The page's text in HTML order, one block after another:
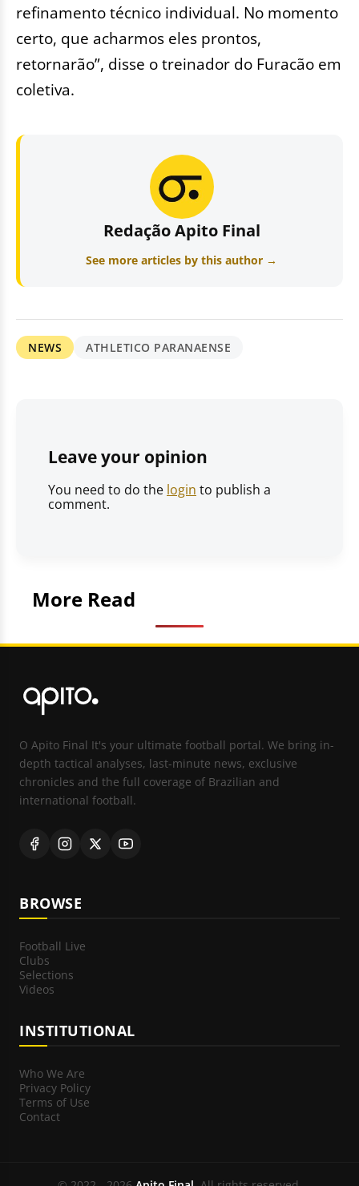
refinamento técnico individual. No momento
certo, que acharmos eles prontos,
retornarão”, disse o treinador do Furacão em
coletiva.
Redação Apito Final
See more articles by this author →
NEWS ATHLETICO PARANAENSE
Leave your opinion
You need to do the login to publish a
comment.
More Read
O Apito Final It's your ultimate football portal. We bring in-
depth tactical analyses, last-minute news, exclusive
chronicles and the full coverage of Brazilian and
international football.
BROWSE
Football Live
Clubs
Selections
Videos
INSTITUTIONAL
Who We Are
Privacy Policy
Terms of Use
Contact